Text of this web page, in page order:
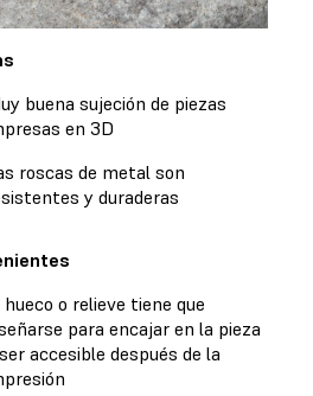
buena sujeción de piezas
en 3D
roscas de metal son
y duraderas
hueco o relieve tiene que
para encajar en la pieza
accesible después de la